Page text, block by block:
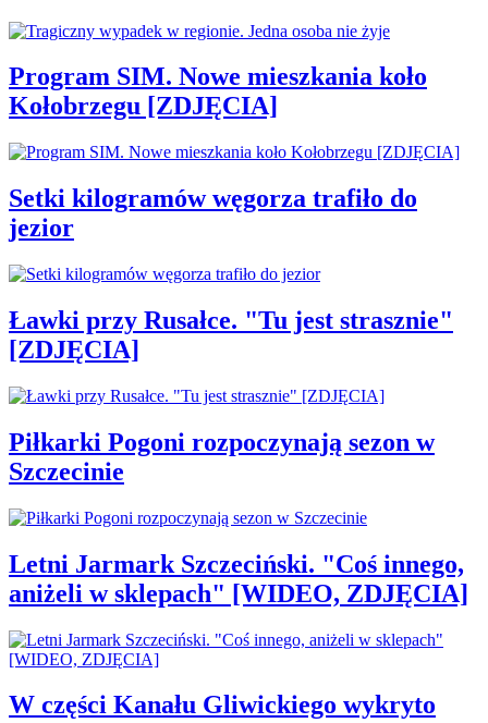
Program SIM. Nowe mieszkania koło
Kołobrzegu [ZDJĘCIA]
Setki kilogramów węgorza trafiło do
jezior
Ławki przy Rusałce. "Tu jest strasznie"
[ZDJĘCIA]
Piłkarki Pogoni rozpoczynają sezon w
Szczecinie
Letni Jarmark Szczeciński. "Coś innego,
aniżeli w sklepach" [WIDEO, ZDJĘCIA]
W części Kanału Gliwickiego wykryto